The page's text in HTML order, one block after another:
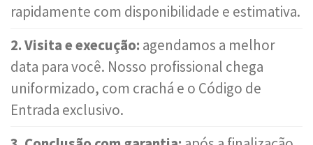
rapidamente com disponibilidade e estimativa.
2. Visita e execução: agendamos a melhor
data para você. Nosso profissional chega
uniformizado, com crachá e o Código de
Entrada exclusivo.